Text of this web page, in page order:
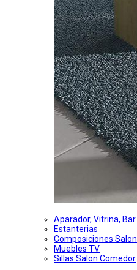
Aparador, Vitrina, Bar
Estanterias
Composiciones Salon
Muebles TV
Sillas Salon Comedor